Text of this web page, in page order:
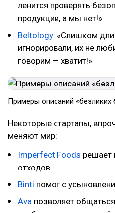
ленится проверять
продукции, а мы нет!»
Beltology: «Слишком
игнорировали, их не
говорим — хватит!»
Примеры описаний «безликих
Некоторые стартапы,
меняют мир:
Imperfect Foods решает
отходов.
Binti помог с
Ava позволяет